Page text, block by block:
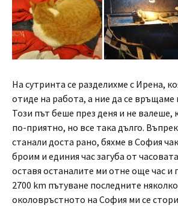
На сутринта се разделихме с Ирена,
отиде на работа, а ние да се връщаме
Този път беше през деня и не валеше,
по-приятно, но все така дълго.
станали доста рано, бяхме в София
броим и единия час загуба от
оставя останалите ми отне още час и
2700 km пътуване последните
околовръстното на София ми се